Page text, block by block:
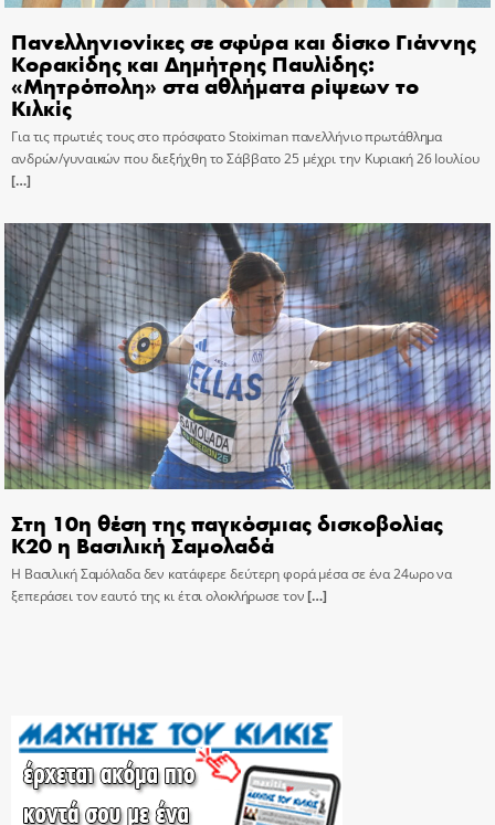
Πανελληνιονίκες σε σφύρα και δίσκο Γιάννης
Κορακίδης και Δημήτρης Παυλίδης:
«Μητρόπολη» στα αθλήματα ρίψεων το
Κιλκίς
Για τις πρωτιές τους στο πρόσφατο Stoiximan πανελλήνιο πρωτάθλημα
ανδρών/γυναικών που διεξήχθη το Σάββατο 25 μέχρι την Κυριακή 26 Ιουλίου
[…]
Στη 10η θέση της παγκόσμιας δισκοβολίας
Κ20 η Βασιλική Σαμολαδά
Η Βασιλική Σαμόλαδα δεν κατάφερε δεύτερη φορά μέσα σε ένα 24ωρο να
ξεπεράσει τον εαυτό της κι έτσι ολοκλήρωσε τον[…]